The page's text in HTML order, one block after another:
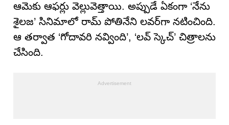
ఆమెకు ఆఫర్లు వెల్లువెత్తాయి. అప్పుడే ఏకంగా ‘నేను
శైలజ’ సినిమాలో రామ్ పోతినేని లవర్‌గా నటించింది.
ఆ తర్వాత ‘గోదావరి నవ్వింది’, ‘లవ్ స్కెచ్’ చిత్రాలను
చేసింది.